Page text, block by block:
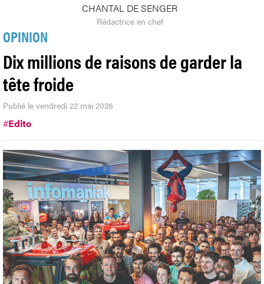
CHANTAL DE SENGER
Rédactrice en chef
OPINION
Dix millions de raisons de garder la
tête froide
Publié le vendredi 22 mai 2026
#Edito